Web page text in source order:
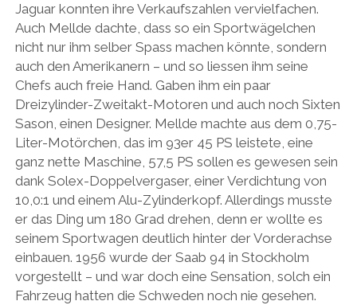
SUBARU
TOYOTA/LEXUS
VOLKSWAGEN
VOLVO
VORKRIEG
WEITERE TEUTONEN
Jaguar konnten ihre Verkaufszahlen vervielfachen.
Auch Mellde dachte, dass so ein Sportwägelchen
nicht nur ihm selber Spass machen könnte, sondern
auch den Amerikanern – und so liessen ihm seine
Chefs auch freie Hand. Gaben ihm ein paar
Dreizylinder-Zweitakt-Motoren und auch noch Sixten
Sason, einen Designer. Mellde machte aus dem 0,75-
Liter-Motörchen, das im 93er 45 PS leistete, eine
ganz nette Maschine, 57,5 PS sollen es gewesen sein
dank Solex-Doppelvergaser, einer Verdichtung von
10,0:1 und einem Alu-Zylinderkopf. Allerdings musste
er das Ding um 180 Grad drehen, denn er wollte es
seinem Sportwagen deutlich hinter der Vorderachse
einbauen. 1956 wurde der Saab 94 in Stockholm
vorgestellt – und war doch eine Sensation, solch ein
Fahrzeug hatten die Schweden noch nie gesehen.